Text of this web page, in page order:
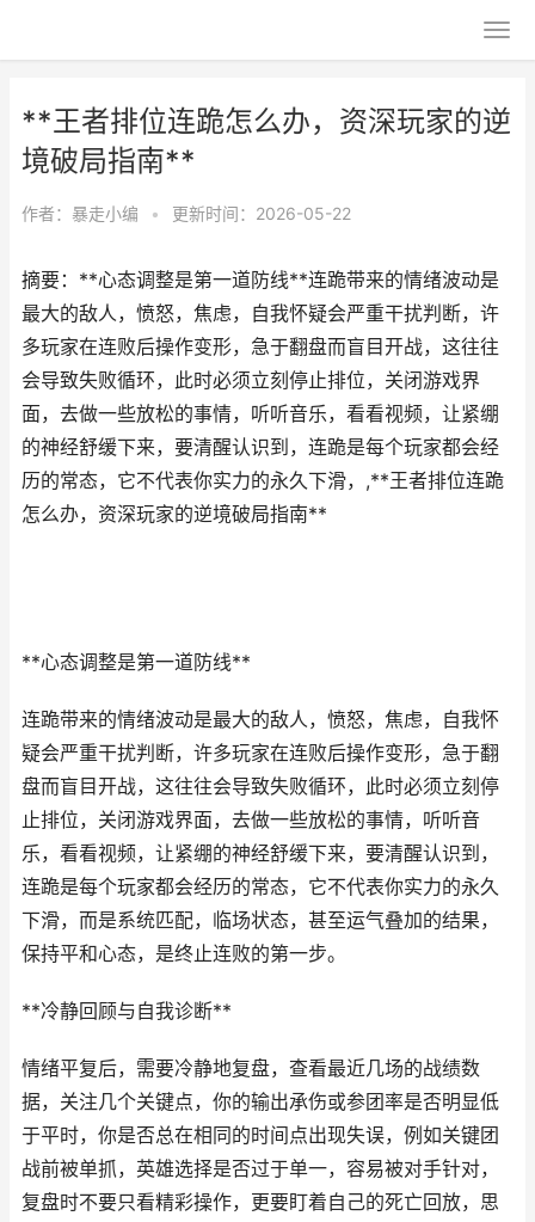
**王者排位连跪怎么办，资深玩家的逆
境破局指南**
作者： 暴走小编 • 更新时间：2026-05-22
摘要：**心态调整是第一道防线**连跪带来的情绪波动是
最大的敌人，愤怒，焦虑，自我怀疑会严重干扰判断，许
多玩家在连败后操作变形，急于翻盘而盲目开战，这往往
会导致失败循环，此时必须立刻停止排位，关闭游戏界
面，去做一些放松的事情，听听音乐，看看视频，让紧绷
的神经舒缓下来，要清醒认识到，连跪是每个玩家都会经
历的常态，它不代表你实力的永久下滑，,**王者排位连跪
怎么办，资深玩家的逆境破局指南**
**心态调整是第一道防线**
连跪带来的情绪波动是最大的敌人，愤怒，焦虑，自我怀
疑会严重干扰判断，许多玩家在连败后操作变形，急于翻
盘而盲目开战，这往往会导致失败循环，此时必须立刻停
止排位，关闭游戏界面，去做一些放松的事情，听听音
乐，看看视频，让紧绷的神经舒缓下来，要清醒认识到，
连跪是每个玩家都会经历的常态，它不代表你实力的永久
下滑，而是系统匹配，临场状态，甚至运气叠加的结果，
保持平和心态，是终止连败的第一步。
**冷静回顾与自我诊断**
情绪平复后，需要冷静地复盘，查看最近几场的战绩数
据，关注几个关键点，你的输出承伤或参团率是否明显低
于平时，你是否总在相同的时间点出现失误，例如关键团
战前被单抓，英雄选择是否过于单一，容易被对手针对，
复盘时不要只看精彩操作，更要盯着自己的死亡回放，思